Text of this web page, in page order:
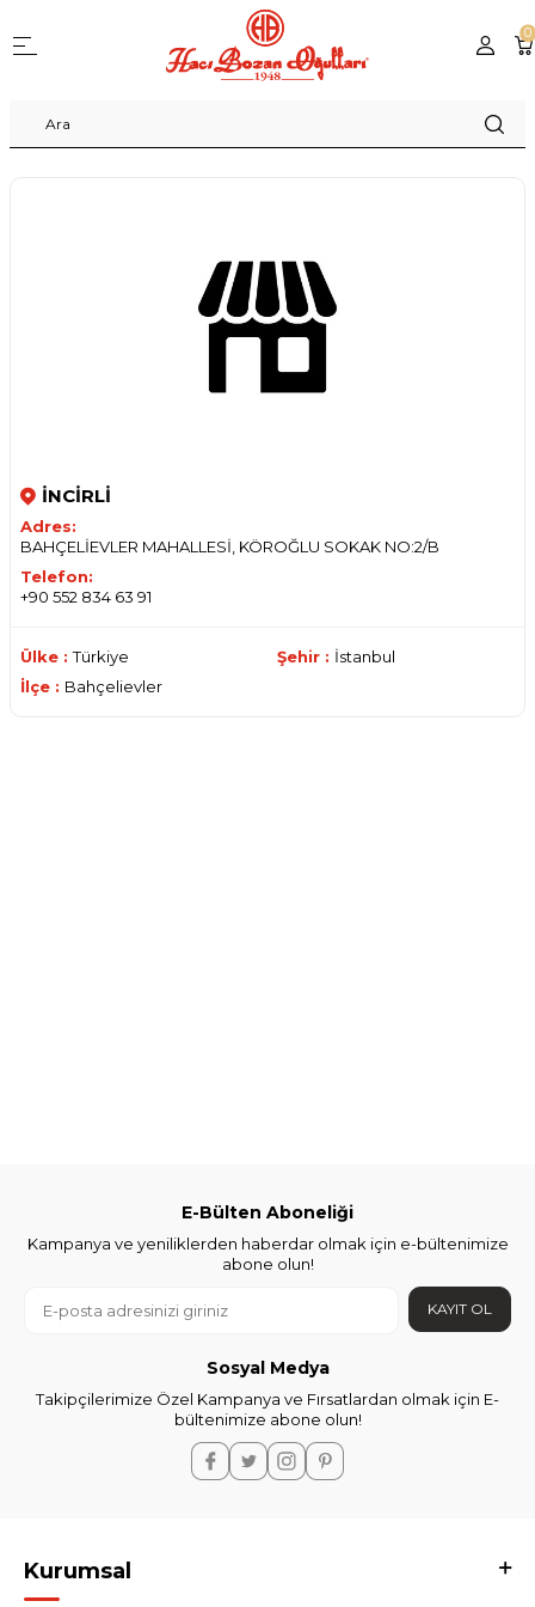
0
İNCİRLİ
Adres:
BAHÇELİEVLER MAHALLESİ, KÖROĞLU SOKAK NO:2/B
Telefon:
+90 552 834 63 91
Ülke :Türkiye Şehir : İstanbul
İlçe : Bahçelievler
E-Bülten Aboneliği
Kampanya ve yeniliklerden haberdar olmak için e-bültenimize
abone olun!
KAYIT OL
Sosyal Medya
Takipçilerimize Özel Kampanya ve Fırsatlardan olmak için E-
bültenimize abone olun!
Kurumsal